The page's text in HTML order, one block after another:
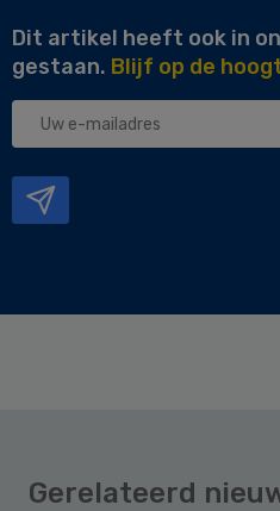
Dit artikel heeft ook in
gestaan. Blijf op de
Uw
Gerelateerd